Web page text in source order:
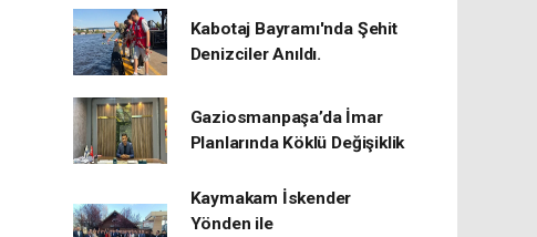
Kabotaj Bayramı'nda Şehit
Denizciler Anıldı.
Gaziosmanpaşa’da İmar
Planlarında Köklü Değişiklik
Kaymakam İskender
Yönden ile